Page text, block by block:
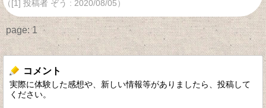
（[1] 投稿者 ぞう : 2020/08/05）
page:1
コメント
実際に体験した感想や、新しい情報等がありましたら、投稿して
ください。